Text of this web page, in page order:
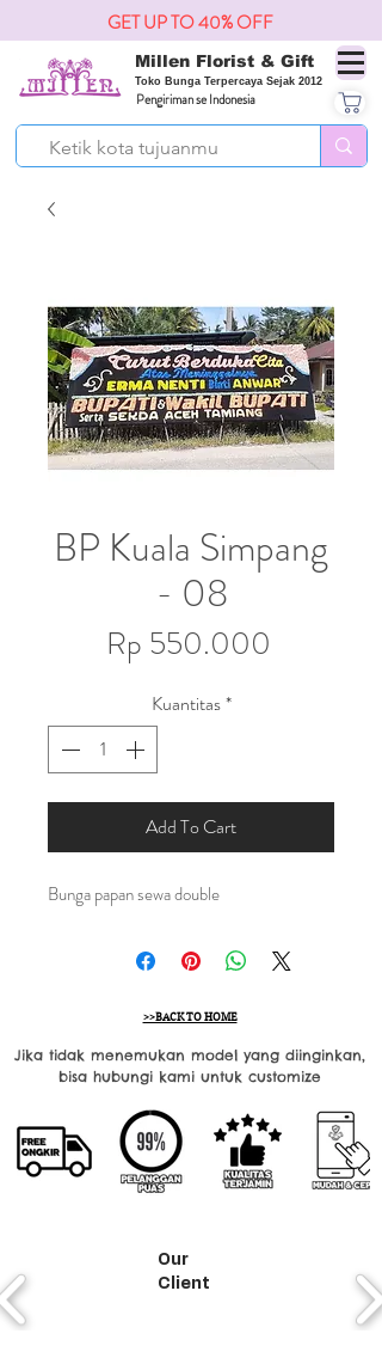
Millen Florist & Gift
Toko Bunga Terpercaya Sejak 2012
Pengiriman se Indonesia
GET UP TO 40% OFF
BP Kuala Simpang
- 08
Rp 550.000
Kuantitas*
Add To Cart
Bunga papan sewa double
>>BACK TO HOME
Jika tidak menemukan model yang diinginkan,
bisa hubungi kami untuk customize
Our
Client